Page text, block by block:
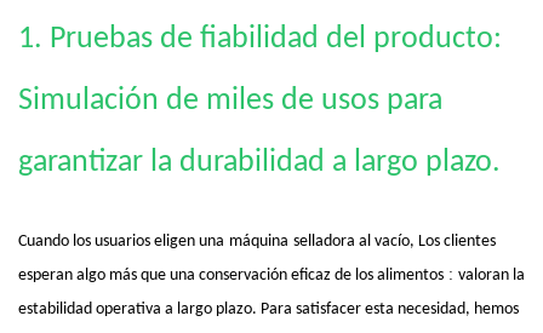
1. Pruebas de fiabilidad del producto:
Simulación de miles de usos para
garantizar la durabilidad a largo plazo.
Cuando los usuarios eligen una máquina selladora al vacío, Los clientes
esperan algo más que una conservación eficaz de los alimentos : valoran la
estabilidad operativa a largo plazo. Para satisfacer esta necesidad, hemos